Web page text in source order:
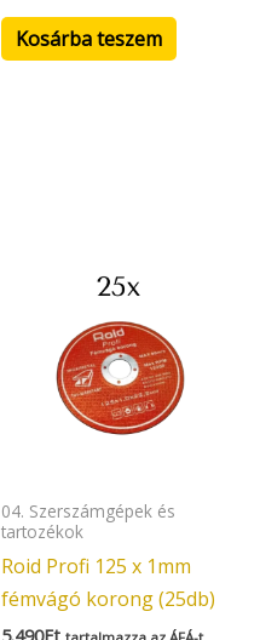
Kosárba teszem
04. Szerszámgépek és
tartozékok
Roid Profi 125 x 1mm
fémvágó korong (25db)